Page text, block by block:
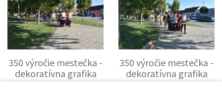
350 výročie mestečka -
dekoratívna grafika
350 výročie mestečka -
dekoratívna grafika